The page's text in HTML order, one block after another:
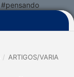
/ ARTIGOS/VARIA